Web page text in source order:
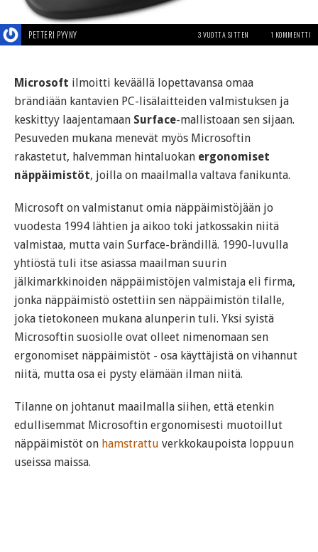
PETTERI PYYNY 3 VUOTTA SITTEN 1 KOMMENTTI
Microsoft ilmoitti keväällä lopettavansa omaa
brändiään kantavien PC-lisälaitteiden valmistuksen ja
keskittyy laajentamaan Surface-mallistoaan sen sijaan.
Pesuveden mukana menevät myös Microsoftin
rakastetut, halvemman hintaluokan ergonomiset
näppäimistöt, joilla on maailmalla valtava fanikunta.
Microsoft on valmistanut omia näppäimistöjään jo
vuodesta 1994 lähtien ja aikoo toki jatkossakin niitä
valmistaa, mutta vain Surface-brändillä. 1990-luvulla
yhtiöstä tuli itse asiassa maailman suurin
jälkimarkkinoiden näppäimistöjen valmistaja eli firma,
jonka näppäimistö ostettiin sen näppäimistön tilalle,
joka tietokoneen mukana alunperin tuli. Yksi syistä
Microsoftin suosiolle ovat olleet nimenomaan sen
ergonomiset näppäimistöt - osa käyttäjistä on vihannut
niitä, mutta osa ei pysty elämään ilman niitä.
Tilanne on johtanut maailmalla siihen, että etenkin
edullisemmat Microsoftin ergonomisesti muotoillut
näppäimistöt on hamstrattu verkkokaupoista loppuun
useissa maissa.